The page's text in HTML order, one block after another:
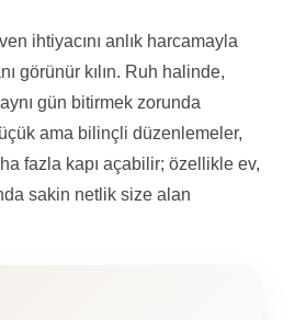
ihtiyacını anlık harcamayla
görünür kılın. Ruh halinde,
gün bitirmek zorunda
ama bilinçli düzenlemeler,
fazla kapı açabilir; özellikle ev,
sakin netlik size alan